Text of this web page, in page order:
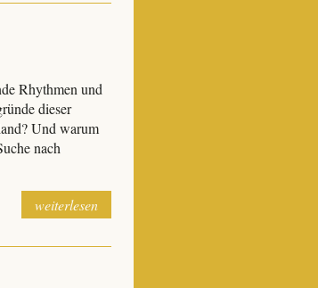
Rhythmen und
dieser
Und warum
nach
weiterlesen